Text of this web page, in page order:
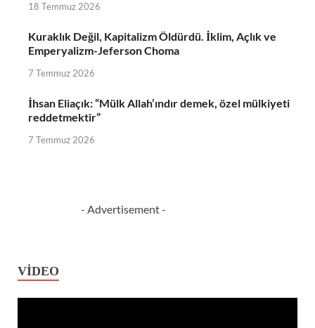
18 Temmuz 2026
Kuraklık Değil, Kapitalizm Öldürdü. İklim, Açlık ve
Emperyalizm-Jeferson Choma
7 Temmuz 2026
İhsan Eliaçık: “Mülk Allah’ındır demek, özel mülkiyeti
reddetmektir”
7 Temmuz 2026
- Advertisement -
VIDEO